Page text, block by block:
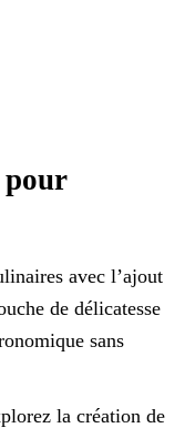
pour
avec l’ajout
de délicatesse
sans
la création de